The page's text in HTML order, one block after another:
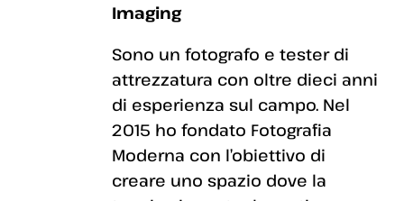
Imaging
Sono un fotografo e tester di
attrezzatura con oltre dieci anni
di esperienza sul campo. Nel
2015 ho fondato Fotografia
Moderna con l’obiettivo di
creare uno spazio dove la